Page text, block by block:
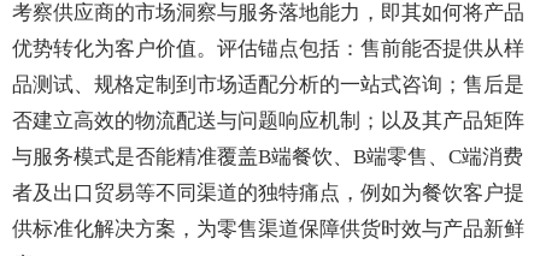
考察供应商的市场洞察与服务落地能力，即其如何将产品
优势转化为客户价值。评估锚点包括：售前能否提供从样
品测试、规格定制到市场适配分析的一站式咨询；售后是
否建立高效的物流配送与问题响应机制；以及其产品矩阵
与服务模式是否能精准覆盖B端餐饮、B端零售、C端消费
者及出口贸易等不同渠道的独特痛点，例如为餐饮客户提
供标准化解决方案，为零售渠道保障供货时效与产品新鲜